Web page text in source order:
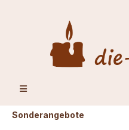
Sonderangebote